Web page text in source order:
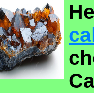
Ca